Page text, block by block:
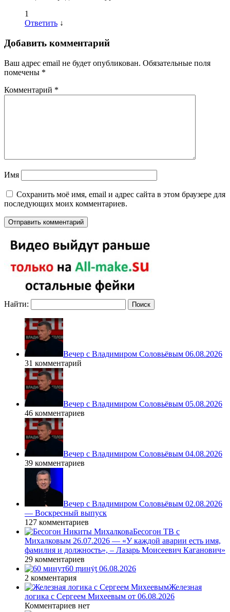
1
Ответить ↓
Добавить комментарий
Ваш адрес email не будет опубликован. Обязательные поля
помечены *
Комментарий *
Имя
Сохранить моё имя, email и адрес сайта в этом браузере для
последующих моих комментариев.
Найти:
Вечер с Владимиром Соловьёвым 06.08.2026
31 комментарий
Вечер с Владимиром Соловьёвым 05.08.2026
46 комментариев
Вечер с Владимиром Соловьёвым 04.08.2026
39 комментариев
Вечер с Владимиром Соловьёвым 02.08.2026
— Воскресный выпуск
127 комментариев
Бесогон ТВ с
Михалковым 26.07.2026 — «У каждой аварии есть имя,
фамилия и должность», – Лазарь Моисеевич Каганович»
29 комментариев
60 ṃинẏƫ 06.08.2026
2 комментария
Железная
логика с Сергеем Михеевым от 06.08.2026
Комментариев нет